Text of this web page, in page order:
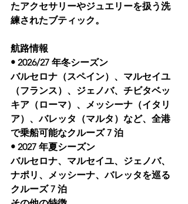
たアクセサリーやジュエリーを扱う洗
練されたブティック。
航路情報
• 2026/27 年冬シーズン
バルセロナ（スペイン）、マルセイユ
（フランス）、ジェノバ、チビタベッ
キア（ローマ）、メッシーナ（イタリ
ア）、バレッタ（マルタ）など、全港
で乗船可能なクルーズ 7 泊
• 2027 年夏シーズン
バルセロナ、マルセイユ、ジェノバ、
ナポリ、メッシーナ、バレッタを巡る
クルーズ 7 泊